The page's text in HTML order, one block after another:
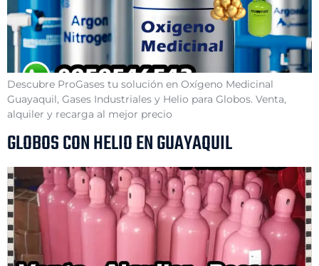
Descubre ProGases tu solución en Oxígeno Medicinal
Guayaquil, Gases Industriales y Helio para Globos. Venta,
alquiler y recarga al mejor precio
GLOBOS CON HELIO EN GUAYAQUIL